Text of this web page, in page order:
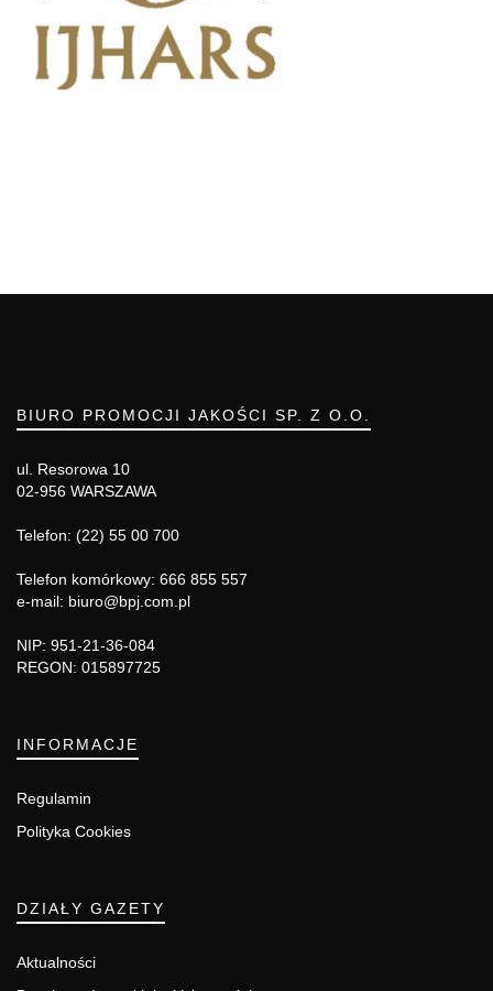
BIURO PROMOCJI JAKOŚCI SP. Z O.O.
ul. Resorowa 10
02-956 WARSZAWA
Telefon: (22) 55 00 700
Telefon komórkowy: 666 855 557
e-mail: biuro@bpj.com.pl
NIP: 951-21-36-084
REGON: 015897725
INFORMACJE
Regulamin
Polityka Cookies
DZIAŁY GAZETY
Aktualności